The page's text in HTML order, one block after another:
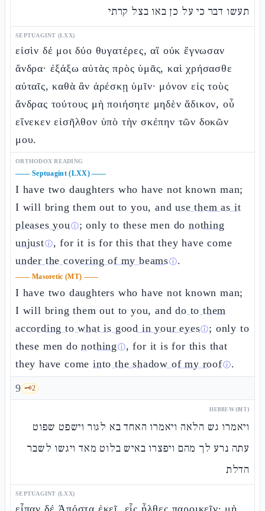
תעשו דבר כי על כן באו בצל קרתי
SEPTUAGINT (LXX)
εἰσὶν δέ μοι δύο θυγατέρες, αἳ οὐκ ἔγνωσαν
ἄνδρα· ἐξάξω αὐτὰς πρὸς ὑμᾶς, καὶ χρήσασθε
αὐταῖς, καθὰ ἂν ἀρέσκῃ ὑμῖν· μόνον εἰς τοὺς
ἄνδρας τούτους μὴ ποιήσητε μηδὲν ἄδικον, οὗ
εἵνεκεν εἰσῆλθον ὑπὸ τὴν σκέπην τῶν δοκῶν
μου.
ORTHODOX READING
—— Septuagint (LXX)——
I have two daughters who have not known man;
I will bring them out to you, anduse them as it
pleases youⓘ; only to these men donothing
unjustⓘ, for it is for this that they have come
under the covering of my beamsⓘ.
—— Masoretic (MT) ——
I have two daughters who have not known man;
I will bring them out to you, anddo to them
according to what is good in your eyesⓘ; only to
these men donothing ⓘ, for it is for this that
they have comeinto the shadow of my roofⓘ.
9 🗝️2
HEBREW (MT)
ויאמרו גש הלאה ויאמרו האחד בא לגור וישפט שפוט
עתה נרע לך מהם ויפצרו באיש בלוט מאד ויגשו לשבר
הדלת
SEPTUAGINT (LXX)
εἶπαν δέ Ἀπόστα ἐκεῖ. εἷς ἦλθες παροικεῖν· μὴ